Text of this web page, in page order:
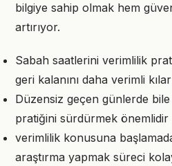
bilgiye sahip olmak hem
artırıyor.
Sabah saatlerini verimlilik
geri kalanını daha verimli kılar
Düzensiz geçen günlerde
pratiğini sürdürmek önemlidir
verimlilik konusuna
araştırma yapmak süreci